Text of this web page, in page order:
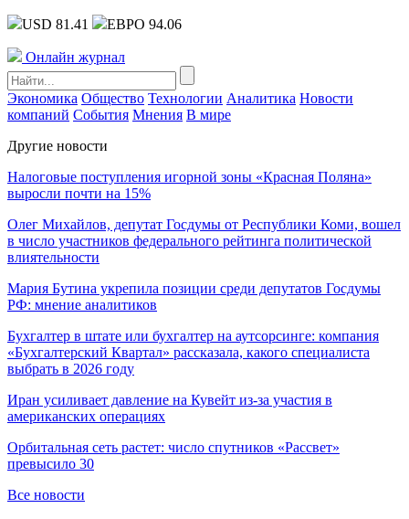
USD 81.41 ЕВРО 94.06
Онлайн журнал
Экономика Общество Технологии Аналитика Новости
компаний События Мнения В мире
Другие новости
Налоговые поступления игорной зоны «Красная Поляна»
выросли почти на 15%
Олег Михайлов, депутат Госдумы от Республики Коми, вошел
в число участников федерального рейтинга политической
влиятельности
Мария Бутина укрепила позиции среди депутатов Госдумы
РФ: мнение аналитиков
Бухгалтер в штате или бухгалтер на аутсорсинге: компания
«Бухгалтерский Квартал» рассказала, какого специалиста
выбрать в 2026 году
Иран усиливает давление на Кувейт из-за участия в
американских операциях
Орбитальная сеть растет: число спутников «Рассвет»
превысило 30
Все новости